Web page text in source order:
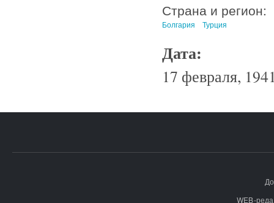
Страна и регион:
Болгария Турция
Дата:
17 февраля,
WEB-